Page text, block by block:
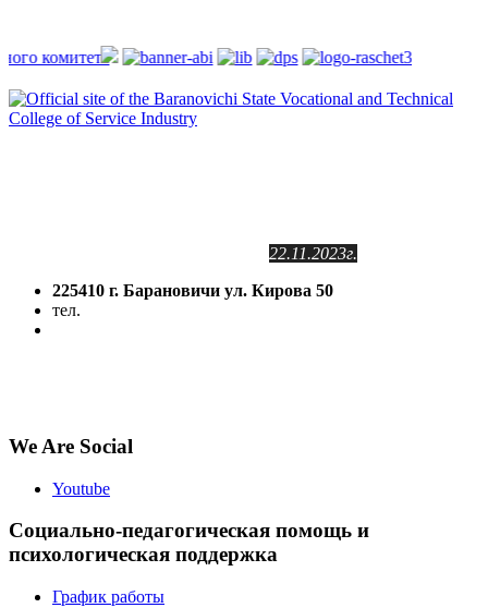
22.11.2023г.
225410 г. Барановичи ул. Кирова 50
тел.
We Are Social
Youtube
Социально-педагогическая помощь и
психологическая поддержка
График работы